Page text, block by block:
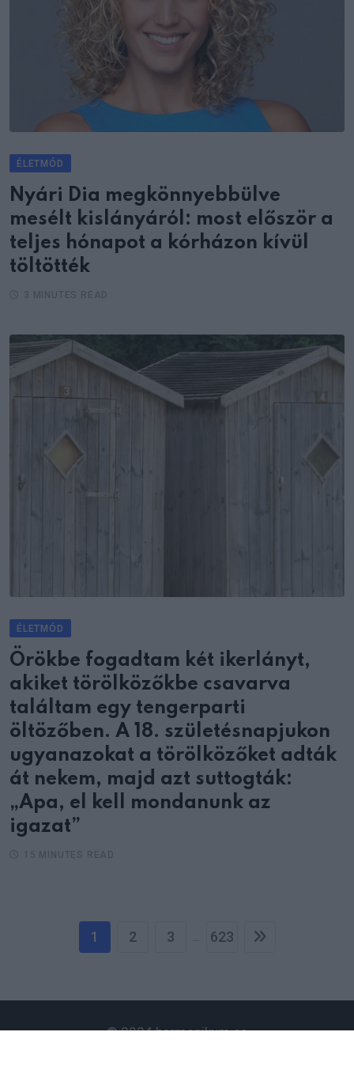
ÉLETMÓD
Nyári Dia megkönnyebbülve
mesélt kislányáról: most először a
teljes hónapot a kórházon kívül
töltötték
ÉLETMÓD
Örökbe fogadtam két ikerlányt,
akiket törölközőkbe csavarva
találtam egy tengerparti
öltözőben. A 18. születésnapjukon
ugyanazokat a törölközőket adták
át nekem, majd azt suttogták:
„Apa, el kell mondanunk az
igazat”
1 2 3 ... 623
© 2024 harmonikum.co